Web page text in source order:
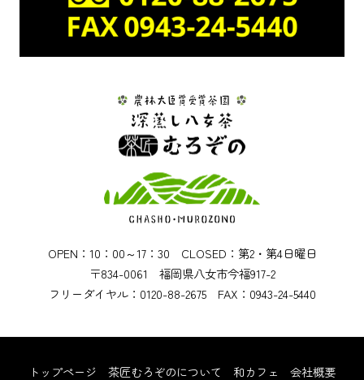
OPEN：10：00～17：30 CLOSED：第2・第4日曜日
〒834-0061 福岡県八女市今福917-2
フリーダイヤル：0120-88-2675 FAX：0943-24-5440
トップページ 茶匠むろぞのについて 和カフェ 会社概要